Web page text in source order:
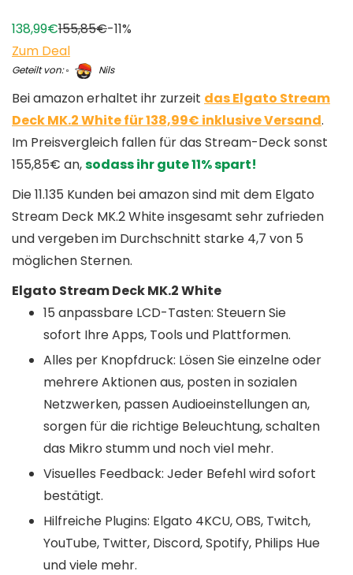
138,99€155,85€-11%
Zum Deal
Geteilt von: Nils
Bei amazon erhaltet ihr zurzeit das Elgato Stream
Deck MK.2 White für 138,99€ inklusive Versand.
Im Preisvergleich fallen für das Stream-Deck sonst
155,85€ an,sodass ihr gute 11% spart!
Die 11.135 Kunden bei amazon sind mit dem Elgato
Stream Deck MK.2 White insgesamt sehr zufrieden
und vergeben im Durchschnitt starke 4,7 von 5
möglichen Sternen.
Elgato Stream Deck MK.2 White
15 anpassbare LCD-Tasten: Steuern Sie
sofort Ihre Apps, Tools und Plattformen.
Alles per Knopfdruck: Lösen Sie einzelne oder
mehrere Aktionen aus, posten in sozialen
Netzwerken, passen Audioeinstellungen an,
sorgen für die richtige Beleuchtung, schalten
das Mikro stumm und noch viel mehr.
Visuelles Feedback: Jeder Befehl wird sofort
bestätigt.
Hilfreiche Plugins: Elgato 4KCU, OBS, Twitch,
YouTube, Twitter, Discord, Spotify, Philips Hue
und viele mehr.